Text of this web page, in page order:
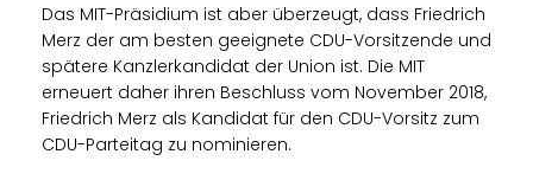
Das MIT-Präsidium ist aber überzeugt, dass Friedrich
Merz der am besten geeignete CDU-Vorsitzende und
spätere Kanzlerkandidat der Union ist. Die MIT
erneuert daher ihren Beschluss vom November 2018,
Friedrich Merz als Kandidat für den CDU-Vorsitz zum
CDU-Parteitag zu nominieren.